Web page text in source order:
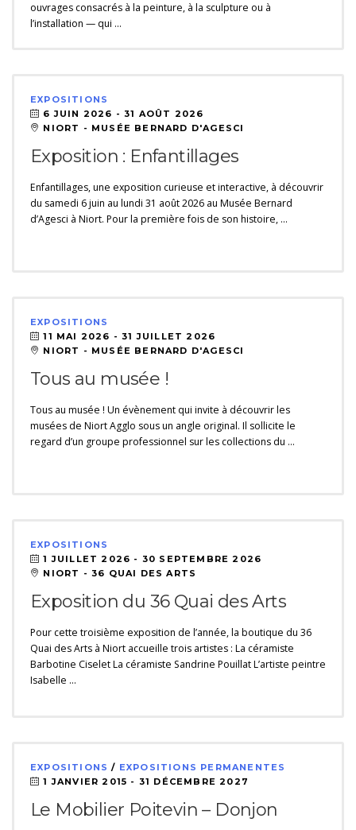
ouvrages consacrés à la peinture, à la sculpture ou à
l’installation — qui …
EXPOSITIONS
6 JUIN 2026 - 31 AOÛT 2026
NIORT - MUSÉE BERNARD D'AGESCI
Exposition : Enfantillages
Enfantillages, une exposition curieuse et interactive, à découvrir
du samedi 6 juin au lundi 31 août 2026 au Musée Bernard
d’Agesci à Niort. Pour la première fois de son histoire, …
EXPOSITIONS
11 MAI 2026 - 31 JUILLET 2026
NIORT - MUSÉE BERNARD D'AGESCI
Tous au musée !
Tous au musée ! Un évènement qui invite à découvrir les
musées de Niort Agglo sous un angle original. Il sollicite le
regard d’un groupe professionnel sur les collections du …
EXPOSITIONS
1 JUILLET 2026 - 30 SEPTEMBRE 2026
NIORT - 36 QUAI DES ARTS
Exposition du 36 Quai des Arts
Pour cette troisième exposition de l’année, la boutique du 36
Quai des Arts à Niort accueille trois artistes : La céramiste
Barbotine Ciselet La céramiste Sandrine Pouillat L’artiste peintre
Isabelle …
EXPOSITIONS / EXPOSITIONS PERMANENTES
1 JANVIER 2015 - 31 DÉCEMBRE 2027
Le Mobilier Poitevin – Donjon